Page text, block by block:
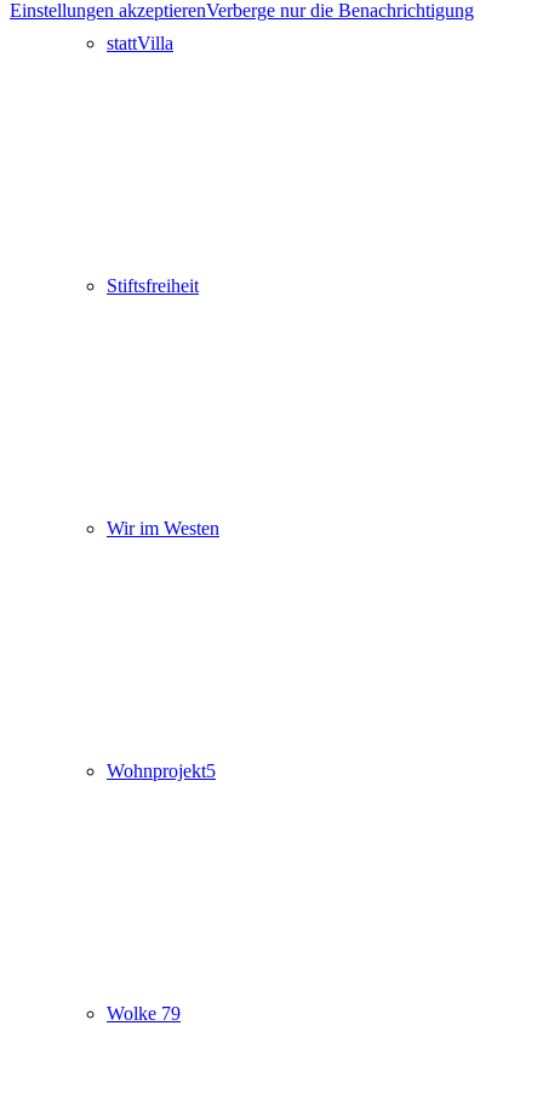
stattVilla
Stiftsfreiheit
Wir im Westen
Wohnprojekt5
Wolke 79
Einstellungen akzeptierenVerberge nur die Benachrichtigung